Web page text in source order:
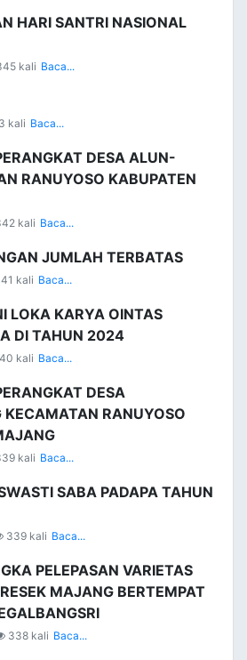
HARI SANTRI NASIONAL
kali Baca...
kali Baca...
DESA ALUN-
RANUYOSO KABUPATEN
kali Baca...
JUMLAH TERBATAS
kali Baca...
LOKA KARYA OINTAS
DI TAHUN 2024
kali Baca...
DESA
KECAMATAN RANUYOSO
kali Baca...
SABA PADAPA TAHUN
339 kali Baca...
PELEPASAN VARIETAS
MAJANG BERTEMPAT
338 kali Baca...